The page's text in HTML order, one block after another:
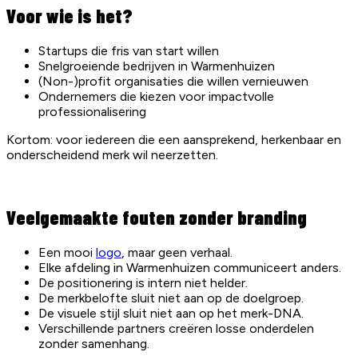
Voor wie is het?
Startups die fris van start willen
Snelgroeiende bedrijven in Warmenhuizen
(Non-)profit organisaties die willen vernieuwen
Ondernemers die kiezen voor impactvolle
professionalisering
Kortom: voor iedereen die een aansprekend, herkenbaar en
onderscheidend merk wil neerzetten.
Veelgemaakte fouten zonder branding
Een mooi logo, maar geen verhaal.
Elke afdeling in Warmenhuizen communiceert anders.
De positionering is intern niet helder.
De merkbelofte sluit niet aan op de doelgroep.
De visuele stijl sluit niet aan op het merk-DNA.
Verschillende partners creëren losse onderdelen
zonder samenhang.